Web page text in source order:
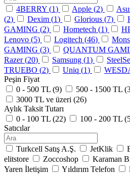
4BERRY (1) Apple (2)
(2) Dexim (1) Glorious (7)
GAMING (2) Hometech (1)
Lenovo (5) Logitech (46)
GAMING (3) QUANTUM
Razer (20) Samsung (1)
TRUEBO (2) Uniq (1)
Peşin Fiyat
0 - 500 TL (9) 500 - 1500 TL (
3000 TL ve üzeri (26)
Aylık Taksit Tutarı
0 - 100 TL (22) 100 - 200 TL (
Satıcılar
Turkcell Satış A.Ş. JetKlik
elitstore
Zoccoshop Karaman
Yaren İletişim
Yıldırım Telefon